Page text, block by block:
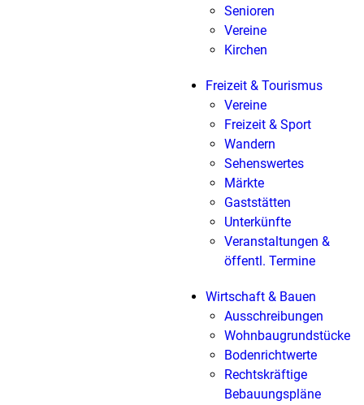
Senioren
Vereine
Kirchen
Freizeit & Tourismus
Vereine
Freizeit & Sport
Wandern
Sehenswertes
Märkte
Gaststätten
Unterkünfte
Veranstaltungen &
öffentl. Termine
Wirtschaft & Bauen
Ausschreibungen
Wohnbaugrundstücke
Bodenrichtwerte
Rechtskräftige
Bebauungspläne